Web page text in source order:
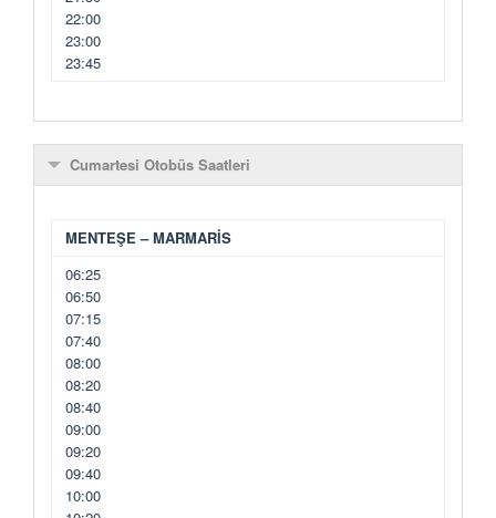
22:00
23:00
23:45
Cumartesi Otobüs Saatleri
MENTEŞE – MARMARİS
06:25
06:50
07:15
07:40
08:00
08:20
08:40
09:00
09:20
09:40
10:00